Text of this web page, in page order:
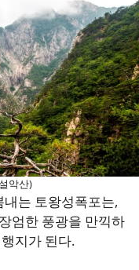
악산)
는 토왕성폭포는,
엄한 풍광을 만끽하
지가 된다.